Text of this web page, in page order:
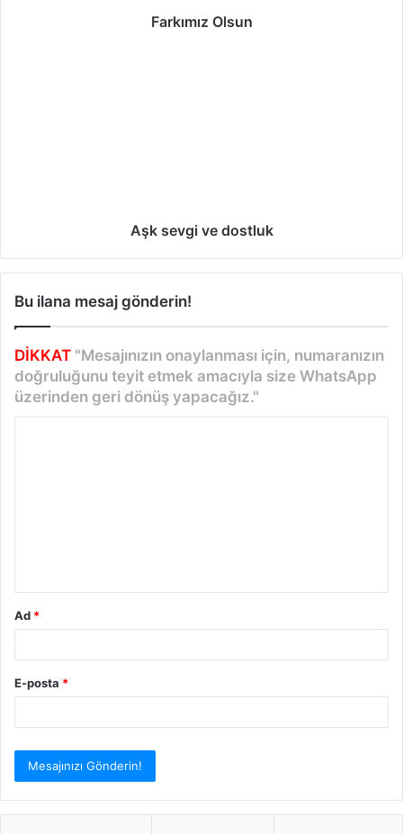
Farkımız Olsun
Aşk sevgi ve dostluk
Bu ilana mesaj gönderin!
DİKKAT "Mesajınızın onaylanması için, numaranızın
doğruluğunu teyit etmek amacıyla size WhatsApp
üzerinden geri dönüş yapacağız."
Ad *
E-posta *